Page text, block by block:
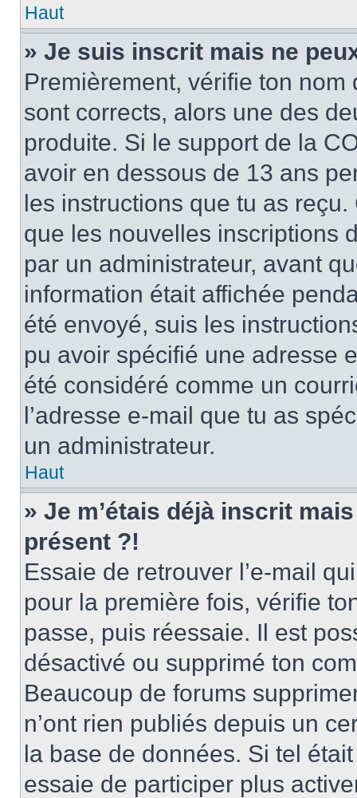
Haut
» Je suis inscrit mais ne
Premièrement, vérifie ton nom
sont corrects, alors une des
produite. Si le support de la
avoir en dessous de 13 ans
les instructions que tu as
que les nouvelles inscriptions
par un administrateur, avant
information était affichée
été envoyé, suis les
pu avoir spécifié une adresse
été considéré comme un
l’adresse e-mail que tu as
un administrateur.
Haut
» Je m’étais déjà inscrit
présent ?!
Essaie de retrouver l’e-mail
pour la première fois, vérifie
passe, puis réessaie. Il est
désactivé ou supprimé ton
Beaucoup de forums
n’ont rien publiés depuis un
la base de données. Si tel
essaie de participer plus